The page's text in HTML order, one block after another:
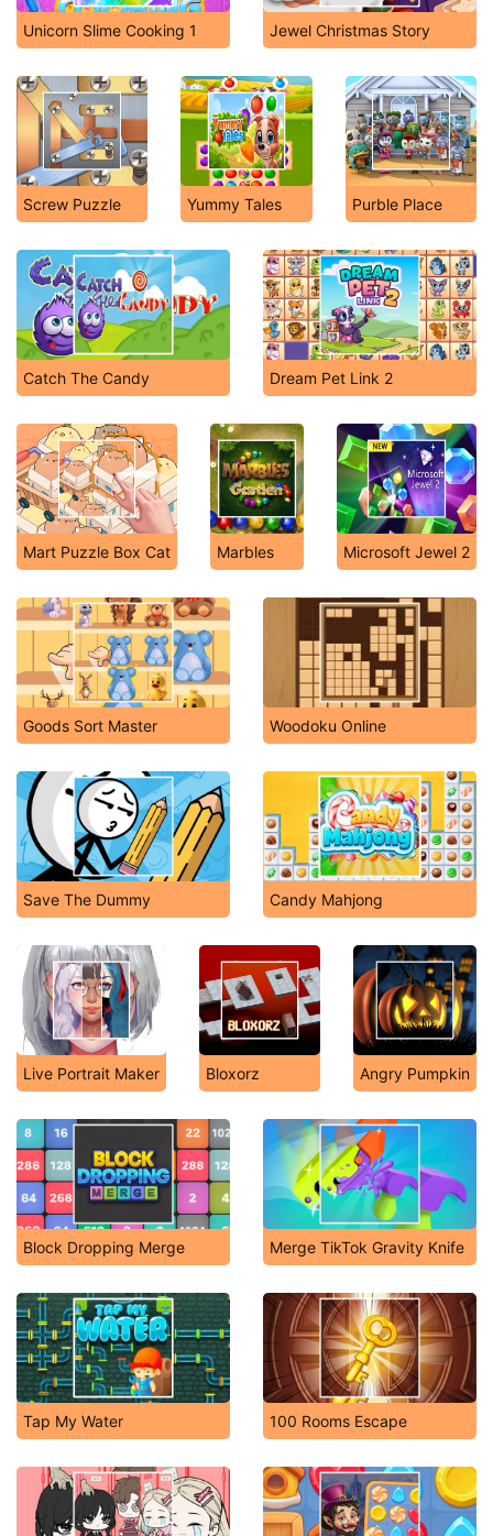
Unicorn Slime Cooking 1 Jewel Christmas Story
Screw Puzzle Yummy Tales Purble Place
Catch The Candy Dream Pet Link 2
Mart Puzzle Box Cat Marbles Microsoft Jewel 2
Goods Sort Master Woodoku Online
Save The Dummy Candy Mahjong
Live Portrait Maker Bloxorz Angry Pumpkin
Block Dropping Merge Merge TikTok Gravity Knife
Tap My Water 100 Rooms Escape